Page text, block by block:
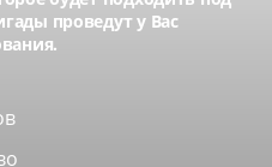
проведут у Вас